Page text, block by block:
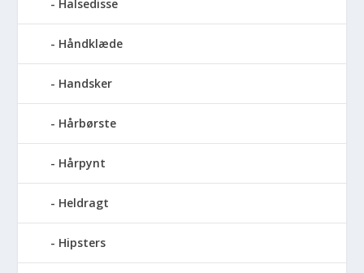
Halsedisse
Håndklæde
Handsker
Hårbørste
Hårpynt
Heldragt
Hipsters